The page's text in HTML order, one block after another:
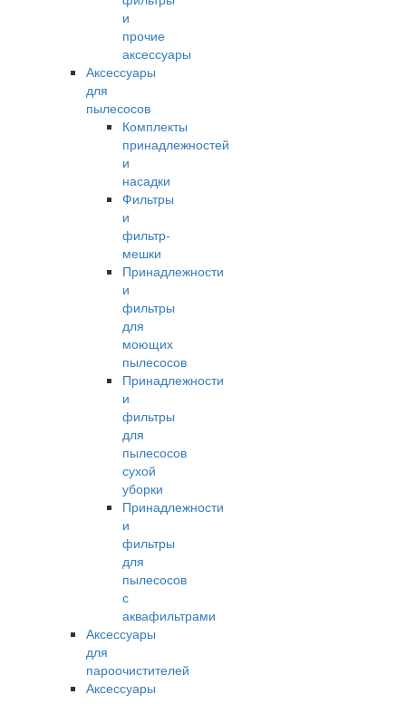
и
прочие
аксессуары
Аксессуары
для
пылесосов
Комплекты
принадлежностей
и
насадки
Фильтры
и
фильтр-
мешки
Принадлежности
и
фильтры
для
моющих
пылесосов
Принадлежности
и
фильтры
для
пылесосов
сухой
уборки
Принадлежности
и
фильтры
для
пылесосов
с
аквафильтрами
Аксессуары
для
пароочистителей
Аксессуары